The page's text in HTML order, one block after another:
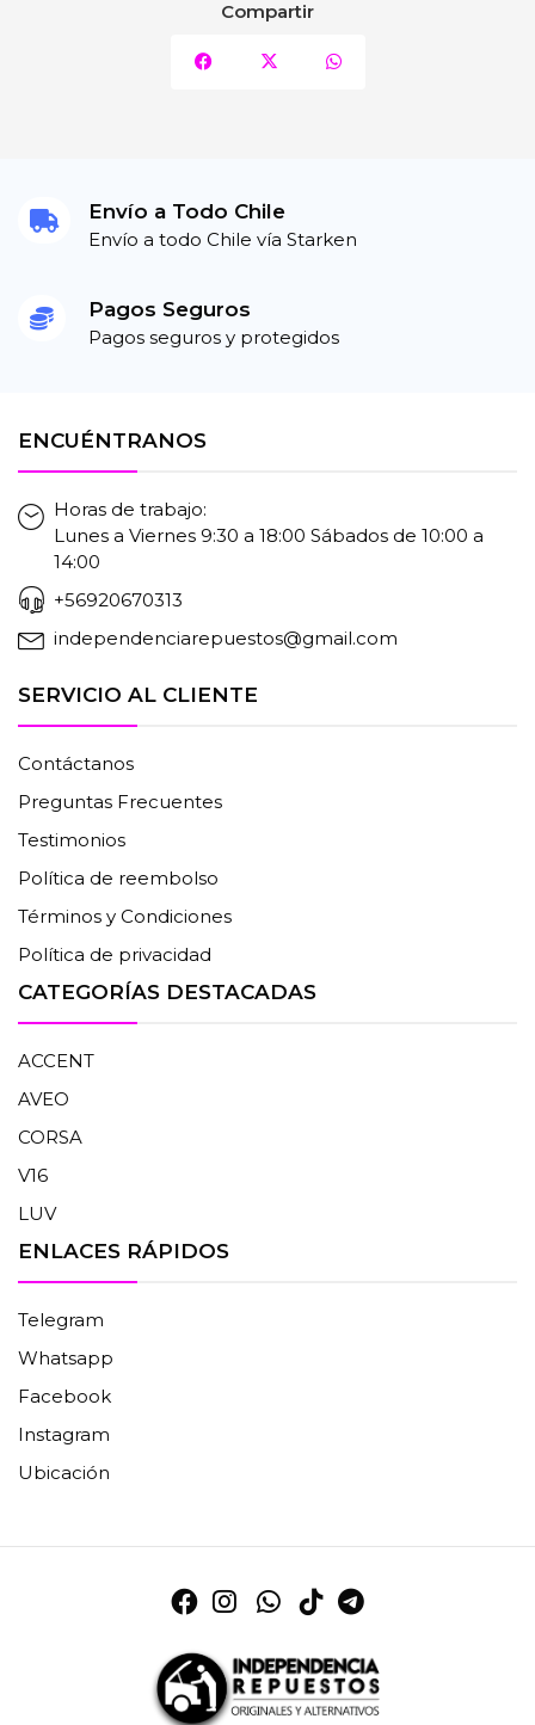
Compartir
Envío a Todo Chile
Envío a todo Chile vía Starken
Pagos Seguros
Pagos seguros y protegidos
ENCUÉNTRANOS
Horas de trabajo:
Lunes a Viernes 9:30 a 18:00 Sábados de 10:00 a
14:00
+56920670313
independenciarepuestos@gmail.com
SERVICIO AL CLIENTE
Contáctanos
Preguntas Frecuentes
Testimonios
Política de reembolso
Términos y Condiciones
Política de privacidad
CATEGORÍAS DESTACADAS
ACCENT
AVEO
CORSA
V16
LUV
ENLACES RÁPIDOS
Telegram
Whatsapp
Facebook
Instagram
Ubicación